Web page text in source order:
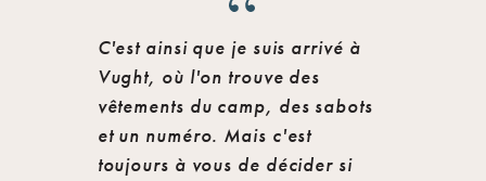
C'est ainsi que je suis arrivé à
Vught, où l'on trouve des
vêtements du camp, des sabots
et un numéro. Mais c'est
toujours à vous de décider si